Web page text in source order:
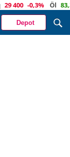
-0,3% Öl 83,3
Depot